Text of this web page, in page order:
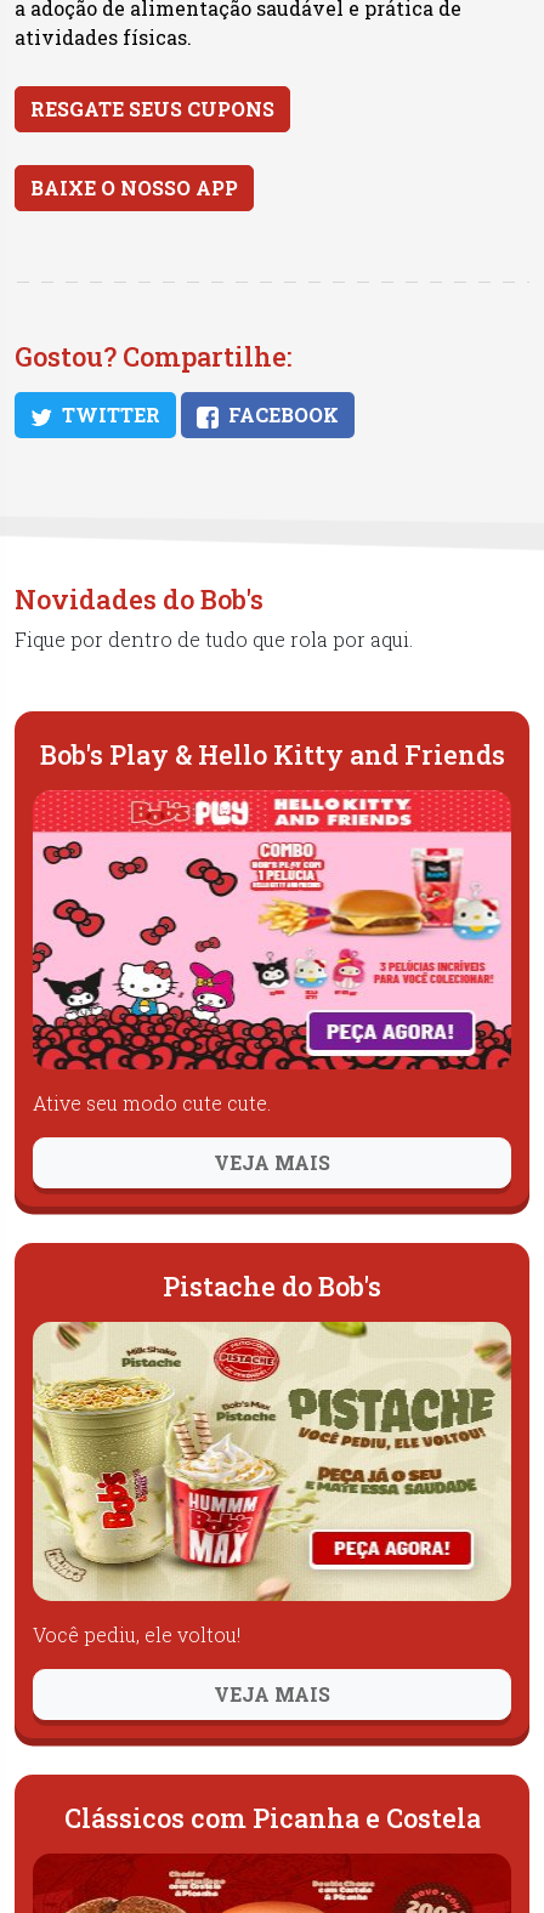
a adoção de alimentação saudável e prática de
atividades físicas.
RESGATE SEUS CUPONS
BAIXE O NOSSO APP
Gostou? Compartilhe:
TWITTER FACEBOOK
Novidades do Bob's
Fique por dentro de tudo que rola por aqui.
Bob's Play & Hello Kitty and Friends
Ative seu modo cute cute.
VEJA MAIS
Pistache do Bob's
Você pediu, ele voltou!
VEJA MAIS
Clássicos com Picanha e Costela